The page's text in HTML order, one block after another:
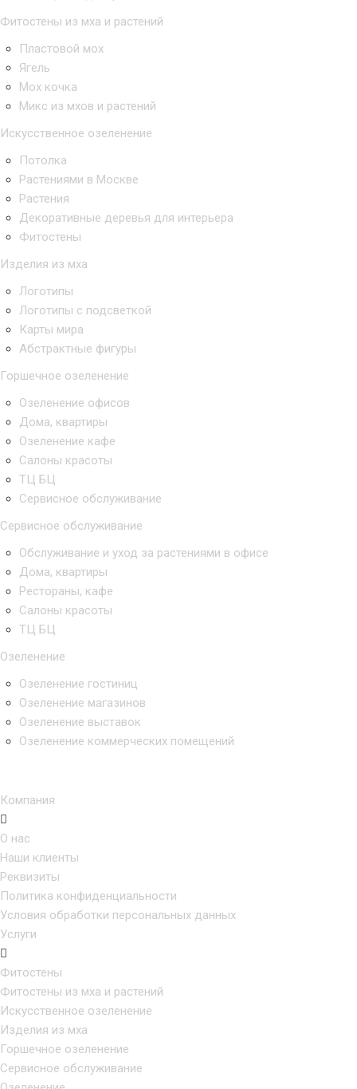
Фитостены из мха и растений
Пластовой мох
Ягель
Мох кочка
Микс из мхов и растений
Искусственное озеленение
Потолка
Растениями в Москве
Растения
Декоративные деревья для интерьера
Фитостены
Изделия из мха
Логотипы
Логотипы с подсветкой
Карты мира
Абстрактные фигуры
Горшечное озеленение
Озеленение офисов
Дома, квартиры
Озеленение кафе
Салоны красоты
ТЦ БЦ
Сервисное обслуживание
Сервисное обслуживание
Обслуживание и уход за растениями в офисе
Дома, квартиры
Рестораны, кафе
Салоны красоты
ТЦ БЦ
Озеленение
Озеленение гостиниц
Озеленение магазинов
Озеленение выставок
Озеленение коммерческих помещений
Компания
О нас
Наши клиенты
Реквизиты
Политика конфиденциальности
Условия обработки персональных данных
Услуги
Фитостены
Фитостены из мха и растений
Искусственное озеленение
Изделия из мха
Горшечное озеленение
Сервисное обслуживание